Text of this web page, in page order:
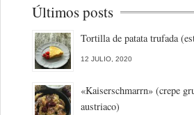
Últimos posts
Tortilla de patata trufada
12 JULIO, 2020
«Kaiserschmarrn» (crepe
austriaco)